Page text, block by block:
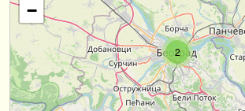
degree courses
kurse
musikwettbewerbe
2
−